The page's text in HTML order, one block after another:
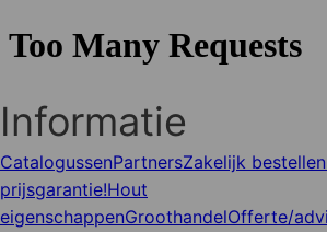
Informatie
CatalogussenPartnersZakelijk bestellen
prijsgarantie!Hout
eigenschappenGroothandelOfferte/